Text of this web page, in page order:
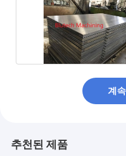
계
추천된 제품